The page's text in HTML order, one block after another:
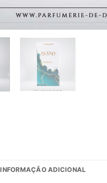
INFORMAÇÃO ADICIONAL